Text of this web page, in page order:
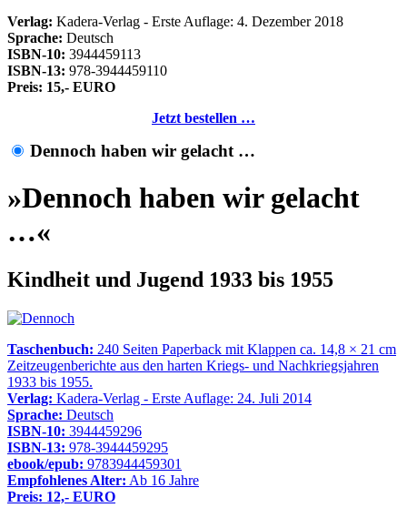
Verlag: Kadera-Verlag - Erste Auflage: 4. Dezember 2018
Sprache: Deutsch
ISBN-10: 3944459113
ISBN-13: 978-3944459110
Preis: 15,- EURO
Jetzt bestellen …
Dennoch haben wir gelacht …
»Dennoch haben wir gelacht
…«
Kindheit und Jugend 1933 bis 1955
Taschenbuch: 240 Seiten Paperback mit Klappen ca. 14,8 × 21 cm
Zeitzeugenberichte aus den harten Kriegs- und Nachkriegsjahren
1933 bis 1955.
Verlag: Kadera-Verlag - Erste Auflage: 24. Juli 2014
Sprache: Deutsch
ISBN-10: 3944459296
ISBN-13: 978-3944459295
ebook/epub: 9783944459301
Empfohlenes Alter: Ab 16 Jahre
Preis: 12,- EURO